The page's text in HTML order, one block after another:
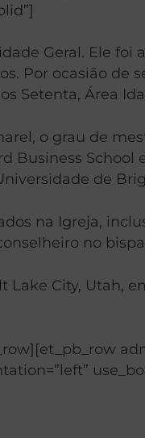
Geral. Ele
Por ocasião
Setenta, Área
o grau de
School
de
na Igreja,
no
City, Utah,